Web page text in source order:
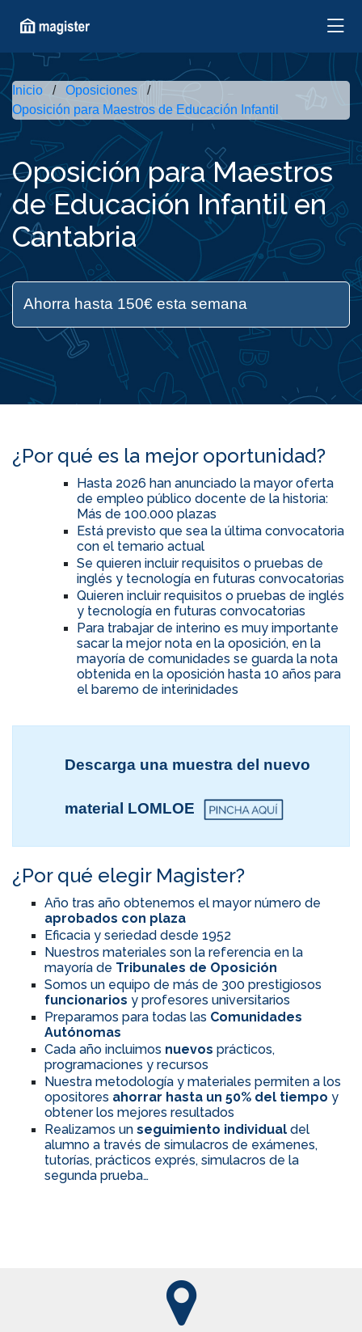
Inicio
Oposiciones
Oposición para Maestros de Educación Infantil
Oposición para Maestros
de Educación Infantil en
Cantabria
Ahorra hasta 150€ esta semana
¿Por qué es la mejor oportunidad?
Hasta 2026 han anunciado la mayor oferta
de empleo público docente de la historia:
Más de 100.000 plazas
Está previsto que sea la última convocatoria
con el temario actual
Se quieren incluir requisitos o pruebas de
inglés y tecnología en futuras convocatorias
Quieren incluir requisitos o pruebas de inglés
y tecnología en futuras convocatorias
Para trabajar de interino es muy importante
sacar la mejor nota en la oposición, en la
mayoría de comunidades se guarda la nota
obtenida en la oposición hasta 10 años para
el baremo de interinidades
Descarga una muestra del nuevo
material LOMLOE
¿Por qué elegir Magister?
Año tras año obtenemos el mayor número de
aprobados con plaza
Eficacia y seriedad desde 1952
Nuestros materiales son la referencia en la
mayoría de Tribunales de Oposición
Somos un equipo de más de 300 prestigiosos
funcionarios y profesores universitarios
Preparamos para todas las Comunidades
Autónomas
Cada año incluimos nuevos prácticos,
programaciones y recursos
Nuestra metodología y materiales permiten a los
opositores ahorrar hasta un 50% del tiempo y
obtener los mejores resultados
Realizamos un seguimiento individual del
alumno a través de simulacros de exámenes,
tutorías, prácticos exprés, simulacros de la
segunda prueba…